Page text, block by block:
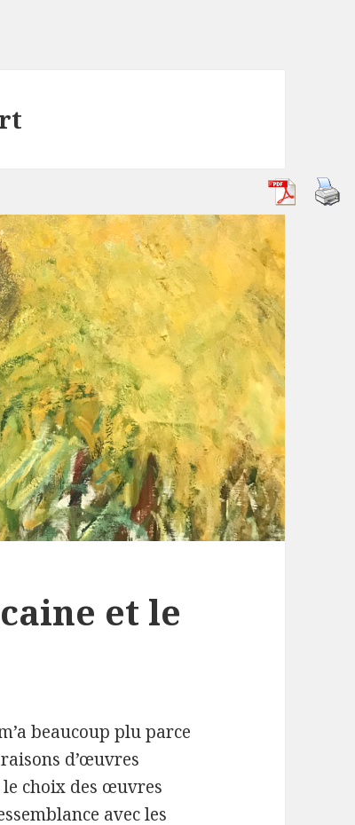
et le
beaucoup plu parce
d’œuvres
le choix des œuvres
avec les